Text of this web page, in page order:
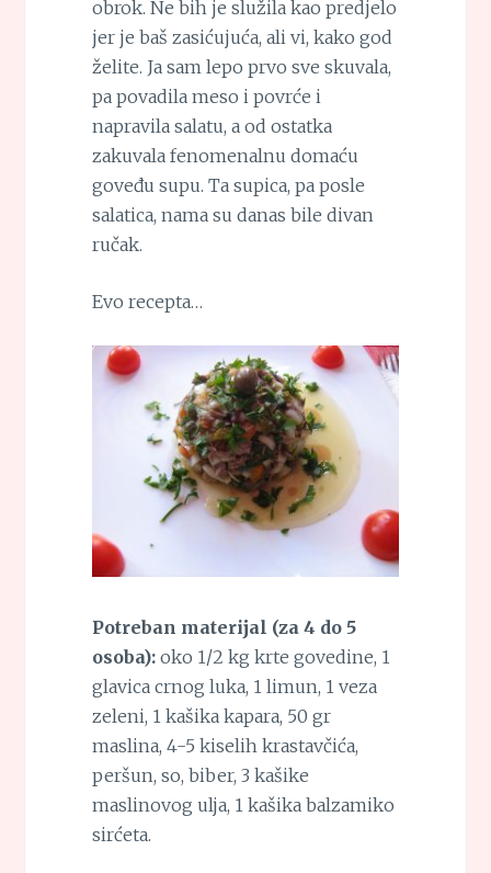
obrok. Ne bih je služila kao predjelo
jer je baš zasićujuća, ali vi, kako god
želite. Ja sam lepo prvo sve skuvala,
pa povadila meso i povrće i
napravila salatu, a od ostatka
zakuvala fenomenalnu domaću
goveđu supu. Ta supica, pa posle
salatica, nama su danas bile divan
ručak.
Evo recepta…
Potreban materijal (za 4 do 5
osoba):oko 1/2 kg krte govedine, 1
glavica crnog luka, 1 limun, 1 veza
zeleni, 1 kašika kapara, 50 gr
maslina, 4-5 kiselih krastavčića,
peršun, so, biber, 3 kašike
maslinovog ulja, 1 kašika balzamiko
sirćeta.